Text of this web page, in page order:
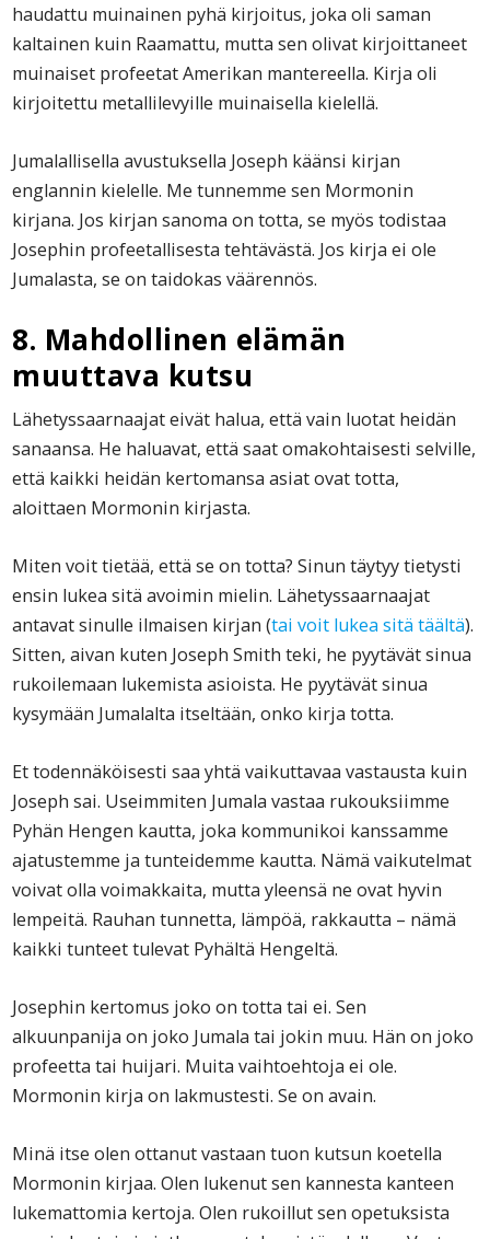
haudattu muinainen pyhä kirjoitus, joka oli saman
kaltainen kuin Raamattu, mutta sen olivat kirjoittaneet
muinaiset profeetat Amerikan mantereella. Kirja oli
kirjoitettu metallilevyille muinaisella kielellä.
Jumalallisella avustuksella Joseph käänsi kirjan
englannin kielelle. Me tunnemme sen Mormonin
kirjana. Jos kirjan sanoma on totta, se myös todistaa
Josephin profeetallisesta tehtävästä. Jos kirja ei ole
Jumalasta, se on taidokas väärennös.
8. Mahdollinen elämän
muuttava kutsu
Lähetyssaarnaajat eivät halua, että vain luotat heidän
sanaansa. He haluavat, että saat omakohtaisesti selville,
että kaikki heidän kertomansa asiat ovat totta,
aloittaen Mormonin kirjasta.
Miten voit tietää, että se on totta? Sinun täytyy tietysti
ensin lukea sitä avoimin mielin. Lähetyssaarnaajat
antavat sinulle ilmaisen kirjan (tai voit lukea sitä täältä).
Sitten, aivan kuten Joseph Smith teki, he pyytävät sinua
rukoilemaan lukemista asioista. He pyytävät sinua
kysymään Jumalalta itseltään, onko kirja totta.
Et todennäköisesti saa yhtä vaikuttavaa vastausta kuin
Joseph sai. Useimmiten Jumala vastaa rukouksiimme
Pyhän Hengen kautta, joka kommunikoi kanssamme
ajatustemme ja tunteidemme kautta. Nämä vaikutelmat
voivat olla voimakkaita, mutta yleensä ne ovat hyvin
lempeitä. Rauhan tunnetta, lämpöä, rakkautta – nämä
kaikki tunteet tulevat Pyhältä Hengeltä.
Josephin kertomus joko on totta tai ei. Sen
alkuunpanija on joko Jumala tai jokin muu. Hän on joko
profeetta tai huijari. Muita vaihtoehtoja ei ole.
Mormonin kirja on lakmustesti. Se on avain.
Minä itse olen ottanut vastaan tuon kutsun koetella
Mormonin kirjaa. Olen lukenut sen kannesta kanteen
lukemattomia kertoja. Olen rukoillut sen opetuksista